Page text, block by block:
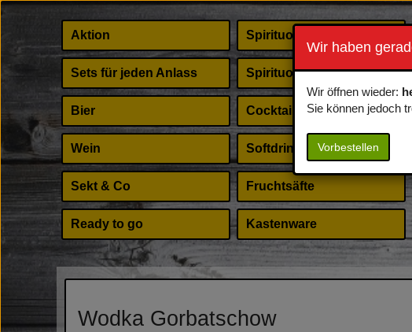
Wir haben
Wir öffnen wieder:
Sie können jedoch
Vorbestellen
Aktion
Sets für jeden Anlass
Bier
Wein
Sekt & Co
Ready to go
Spirituosen
Spirituosen Shots
Cocktail Zubehör
Softdrinks
Fruchtsäfte
Kastenware
Wodka Gorbatschow